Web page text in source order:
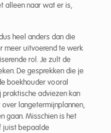
alleen naar wat er is,
heel anders dan die
meer uitvoerend te werk
rol. Je zult de
De gesprekken die je
boekhouder vooral
adviezen kan
langetermijnplannen,
gaan. Misschien is het
juist bepaalde